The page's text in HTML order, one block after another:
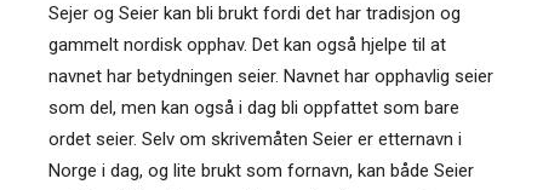
Sejer og Seier kan bli brukt fordi det har tradisjon og
gammelt nordisk opphav. Det kan også hjelpe til at
navnet har betydningen seier. Navnet har opphavlig seier
som del, men kan også i dag bli oppfattet som bare
ordet seier. Selv om skrivemåten Seier er etternavn i
Norge i dag, og lite brukt som fornavn, kan både Seier